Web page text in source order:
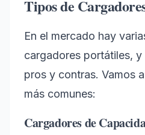
Tipos de
En el mercado hay
cargadores portátiles,
pros y contras. Vamos
más comunes:
Cargadores de